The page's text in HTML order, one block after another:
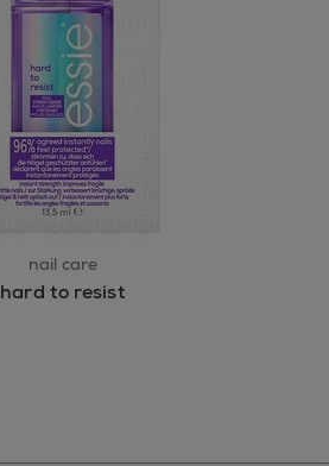
nail care
hard to resist